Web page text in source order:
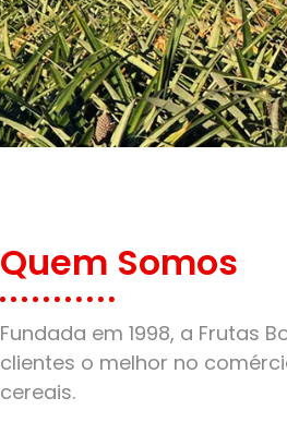
Quem Somos
Fundada em 1998, a Frutas
clientes o melhor no
cereais.